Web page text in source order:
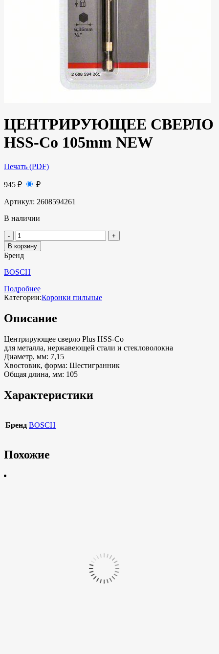
ЦЕНТРИРУЮЩЕЕ СВЕРЛО
HSS-Co 105mm NEW
Печать (PDF)
945 ₽ ₽
Артикул: 2608594261
В наличии
В корзину
Бренд
BOSCH
Подробнее
Категории:Коронки пильные
Описание
Центрирующее сверло Plus HSS-Co
для металла, нержавеющей стали и стекловолокна
Диаметр, мм: 7,15
Хвостовик, форма: Шестигранник
Общая длина, мм: 105
Характеристики
Бренд BOSCH
Похожие